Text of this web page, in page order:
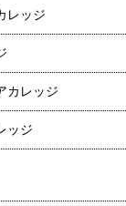
レッジ
カレッジ
ッジ